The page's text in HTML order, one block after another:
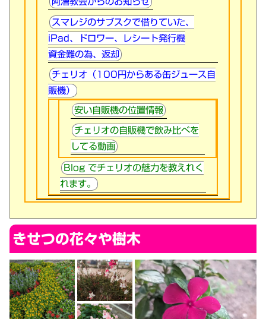
スマレジのサブスクで借りていた、
iPad、ドロワー、レシート発行機
資金難の為、返却
チェリオ（100円からある缶ジュース自
販機）
安い自販機の位置情報
チェリオの自販機で飲み比べを
してる動画
Blog でチェリオの魅力を教えれく
れます。
きせつの花々や樹木